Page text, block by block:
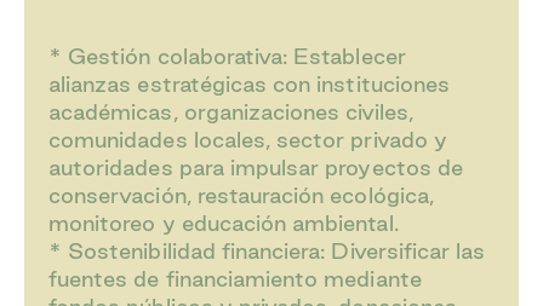
* Gestión colaborativa: Establecer
alianzas estratégicas con instituciones
académicas, organizaciones civiles,
comunidades locales, sector privado y
autoridades para impulsar proyectos de
conservación, restauración ecológica,
monitoreo y educación ambiental.
* Sostenibilidad financiera: Diversificar las
fuentes de financiamiento mediante